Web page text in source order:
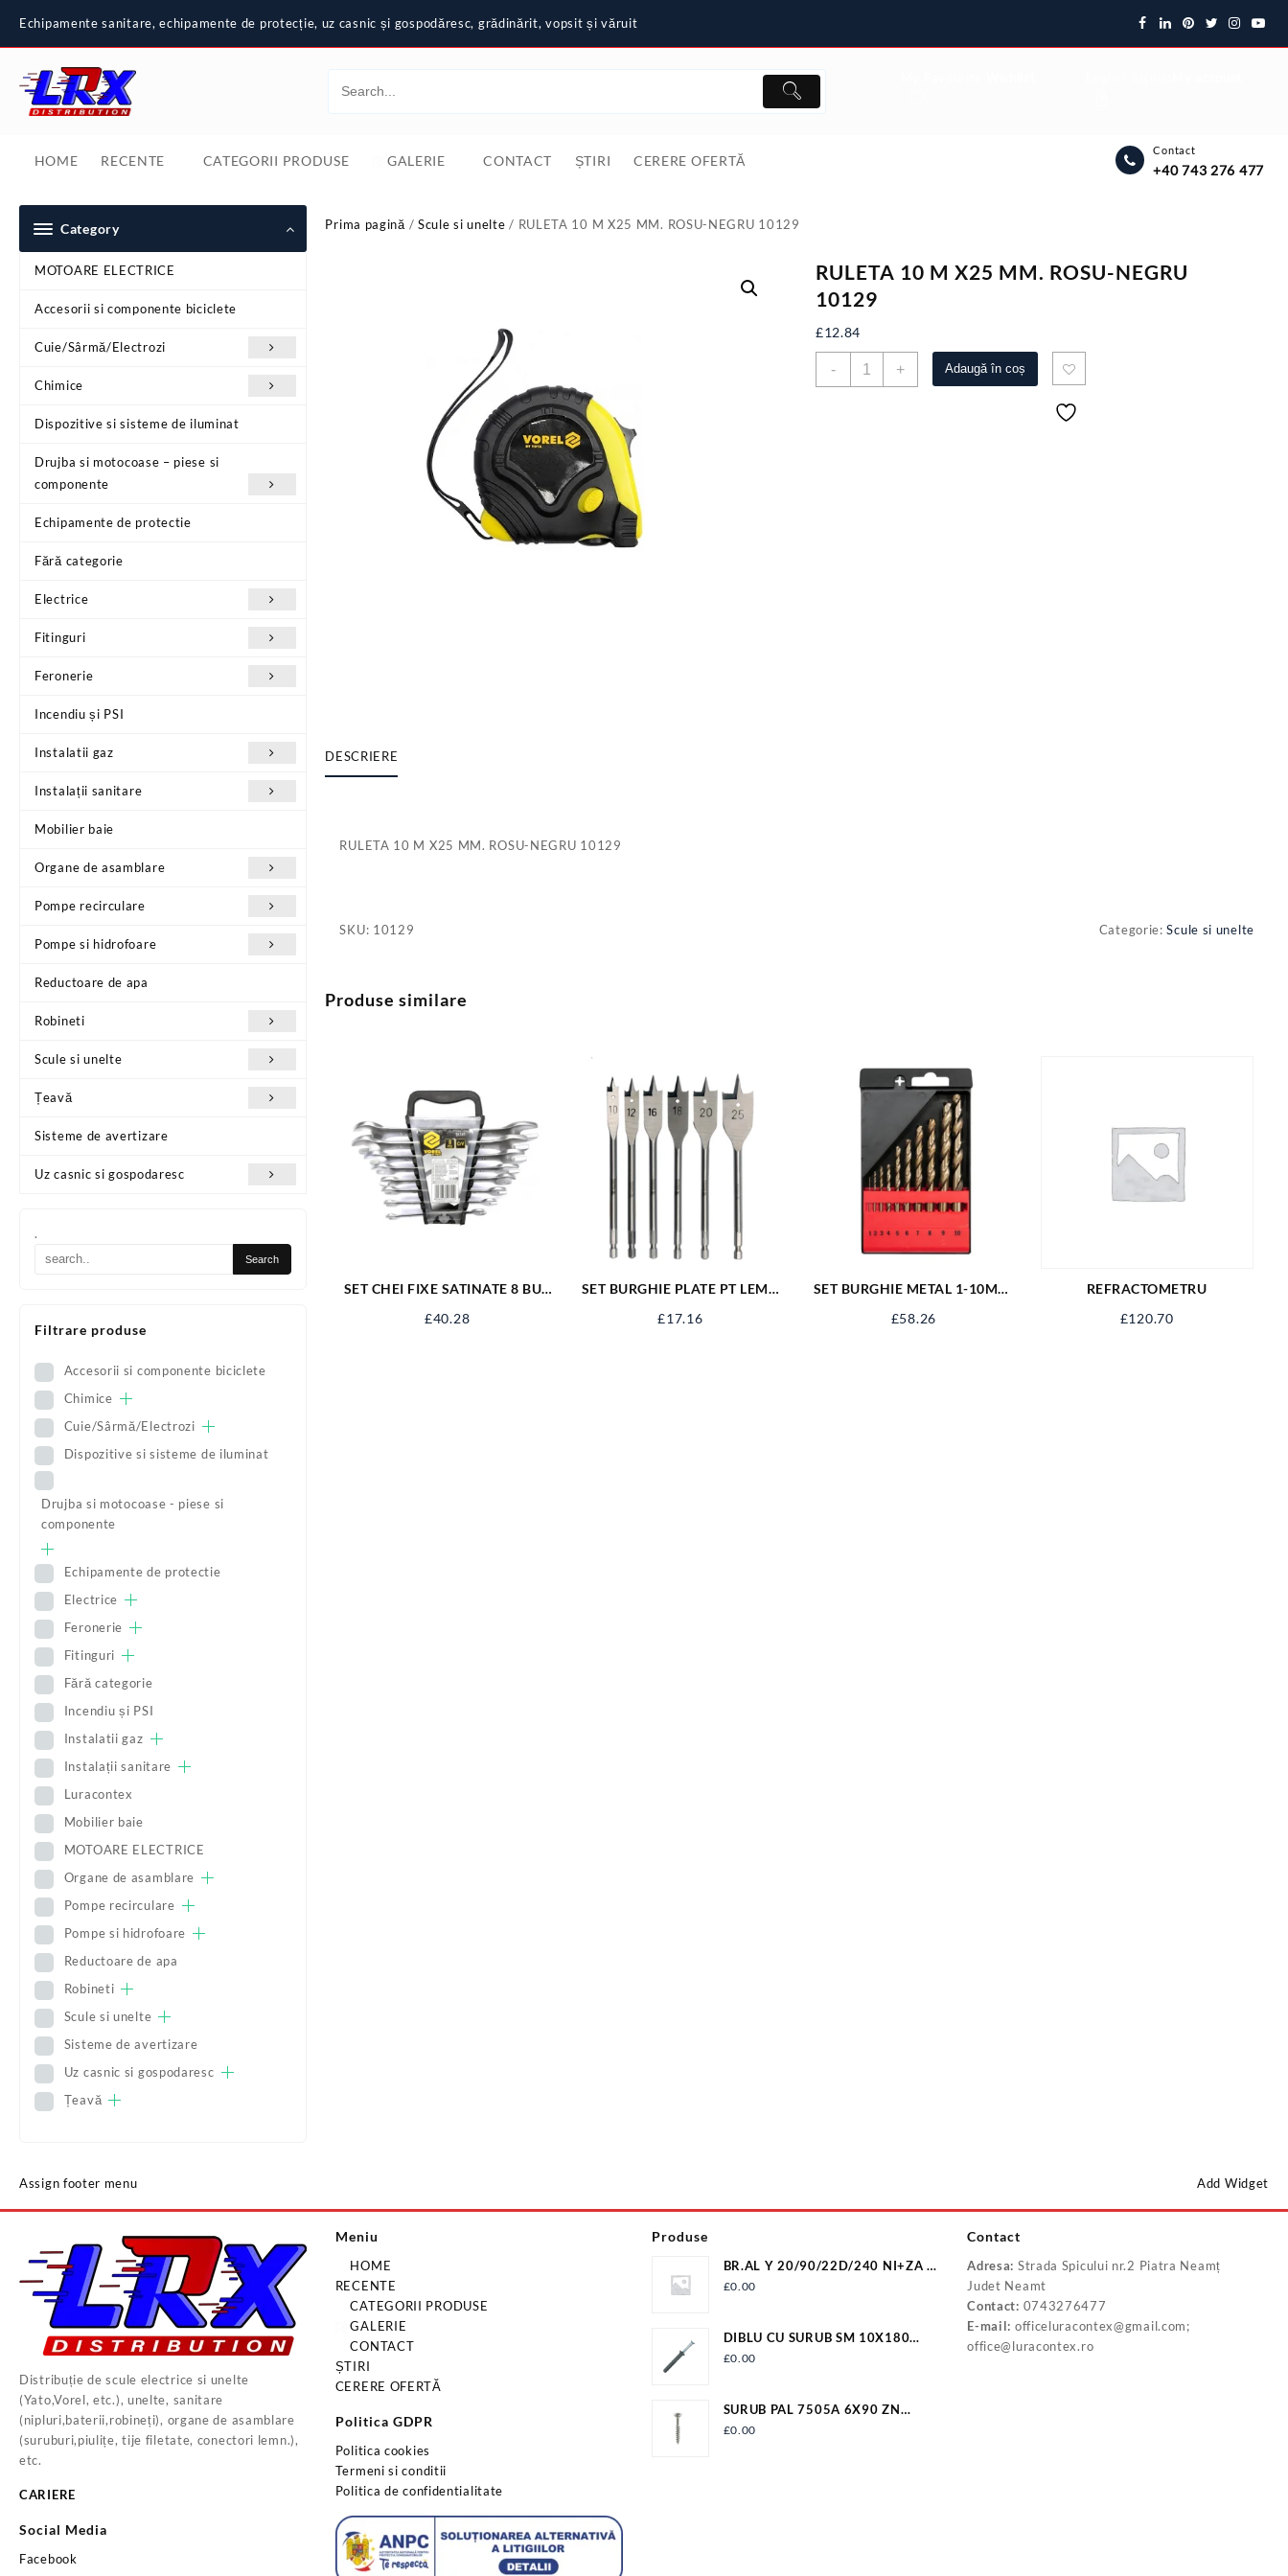
content
Echipamente sanitare, echipamente de protecție, uz casnic și gospodăresc, grădinărit, vopsit și văruit
HOME RECENTE CATEGORII PRODUSE GALERIE CONTACT ȘTIRI CERERE OFERTĂ
Contact
+40 743 276 477
Category
MOTOARE ELECTRICE
Accesorii si componente biciclete
Cuie/Sârmă/Electrozi
Chimice
Dispozitive si sisteme de iluminat
Drujba si motocoase – piese si
componente
Echipamente de protectie
Fără categorie
Electrice
Fitinguri
Feronerie
Incendiu și PSI
Instalatii gaz
Instalații sanitare
Mobilier baie
Organe de asamblare
Pompe recirculare
Pompe si hidrofoare
Reductoare de apa
Robineti
Scule si unelte
Țeavă
Sisteme de avertizare
Uz casnic si gospodaresc
.
Filtrare produse
Accesorii si componente biciclete
Chimice
Cuie/Sârmă/Electrozi
Dispozitive si sisteme de iluminat
Drujba si motocoase - piese si
componente
Echipamente de protectie
Electrice
Feronerie
Fitinguri
Fără categorie
Incendiu și PSI
Instalatii gaz
Instalații sanitare
Luracontex
Mobilier baie
MOTOARE ELECTRICE
Organe de asamblare
Pompe recirculare
Pompe si hidrofoare
Reductoare de apa
Robineti
Scule si unelte
Sisteme de avertizare
Uz casnic si gospodaresc
Țeavă
Prima pagină / Scule si unelte / RULETA 10 M X25 MM. ROSU-NEGRU 10129
RULETA 10 M X25 MM. ROSU-NEGRU
10129
£12.84
-
Cantitate+ Adaugă în coș
DESCRIERE
RULETA 10 M X25 MM. ROSU-NEGRU 10129
SKU: 10129 Categorie:Scule si unelte
Produse similare
SET CHEI FIXE SATINATE 8 BUC
£40.28
SET BURGHIE PLATE PT LEMN
£17.16
SET BURGHIE METAL 1-10MM,
£58.26
REFRACTOMETRU
£120.70
Assign footer menu Add Widget
Distribuție de scule electrice si unelte
(Yato,Vorel, etc.), unelte, sanitare
(nipluri,baterii,robineți), organe de asamblare
(suruburi,piulițe, tije filetate, conectori lemn.),
etc.
CARIERE
Social Media
Facebook
Meniu
HOME
RECENTE
CATEGORII PRODUSE
GALERIE
CONTACT
ȘTIRI
CERERE OFERTĂ
Politica GDPR
Politica cookies
Termeni si conditii
Politica de confidentialitate
Produse
BR.AL Y 20/90/22D/240 NI+ZA F
ER+T22 (I10)
£0.00
DIBLU CU SURUB SM 10X180
EVP336-10180
£0.00
SURUB PAL 7505A 6X90 ZN
FIL.PARTIAL PAL6X90
£0.00
Contact
Adresa: Strada Spicului nr.2 Piatra Neamț
Judet Neamt
Contact: 0743276477
E-mail: officeluracontex@gmail.com;
office@luracontex.ro